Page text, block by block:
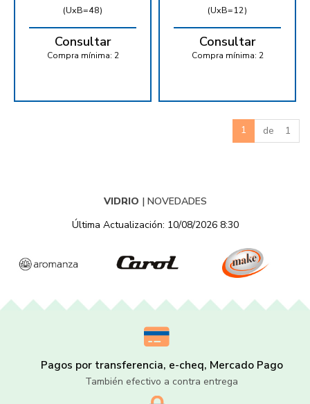
(UxB=48)
Consultar
Compra mínima: 2
(UxB=12)
Consultar
Compra mínima: 2
1 de 1
VIDRIO | NOVEDADES
Última Actualización: 10/08/2026 8:30
Pagos por transferencia, e-cheq, Mercado Pago
También efectivo a contra entrega